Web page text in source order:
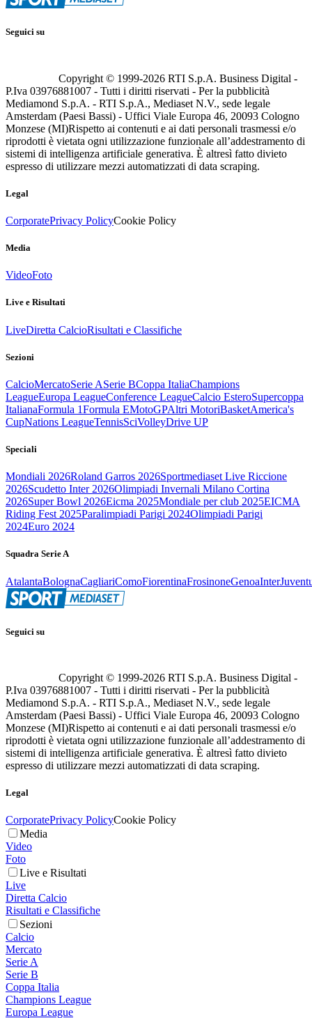
Seguici su
Copyright © 1999-2026 RTI S.p.A. Business Digital -
P.Iva 03976881007 - Tutti i diritti riservati - Per la pubblicità
Mediamond S.p.A. - RTI S.p.A., Mediaset N.V., sede legale
Amsterdam (Paesi Bassi) - Uffici Viale Europa 46, 20093 Cologno
Monzese (MI)Rispetto ai contenuti e ai dati personali trasmessi e/o
riprodotti è vietata ogni utilizzazione funzionale all’addestramento di
sistemi di intelligenza artificiale generativa. È altresì fatto divieto
espresso di utilizzare mezzi automatizzati di data scraping.
Legal
CorporatePrivacy PolicyCookie Policy
Media
VideoFoto
Live e Risultati
LiveDiretta CalcioRisultati e Classifiche
Sezioni
CalcioMercatoSerie ASerie BCoppa ItaliaChampions
LeagueEuropa LeagueConference LeagueCalcio EsteroSupercoppa
ItalianaFormula 1Formula EMotoGPAltri MotoriBasketAmerica's
CupNations LeagueTennisSciVolleyDrive UP
Speciali
Mondiali 2026Roland Garros 2026Sportmediaset Live Riccione
2026Scudetto Inter 2026Olimpiadi Invernali Milano Cortina
2026Super Bowl 2026Eicma 2025Mondiale per club 2025EICMA
Riding Fest 2025Paralimpiadi Parigi 2024Olimpiadi Parigi
2024Euro 2024
Squadra Serie A
AtalantaBolognaCagliariComoFiorentinaFrosinoneGenoaInter
Seguici su
Copyright © 1999-2026 RTI S.p.A. Business Digital -
P.Iva 03976881007 - Tutti i diritti riservati - Per la pubblicità
Mediamond S.p.A. - RTI S.p.A., Mediaset N.V., sede legale
Amsterdam (Paesi Bassi) - Uffici Viale Europa 46, 20093 Cologno
Monzese (MI)Rispetto ai contenuti e ai dati personali trasmessi e/o
riprodotti è vietata ogni utilizzazione funzionale all’addestramento di
sistemi di intelligenza artificiale generativa. È altresì fatto divieto
espresso di utilizzare mezzi automatizzati di data scraping.
Legal
CorporatePrivacy PolicyCookie Policy
Media
Video
Foto
Live e Risultati
Live
Diretta Calcio
Risultati e Classifiche
Sezioni
Calcio
Mercato
Serie A
Serie B
Coppa Italia
Champions League
Europa League